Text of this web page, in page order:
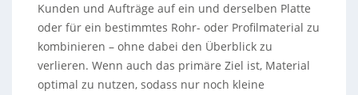
Kunden und Aufträge auf ein und derselben Platte
oder für ein bestimmtes Rohr- oder Profilmaterial zu
kombinieren – ohne dabei den Überblick zu
verlieren. Wenn auch das primäre Ziel ist, Material
optimal zu nutzen, sodass nur noch kleine